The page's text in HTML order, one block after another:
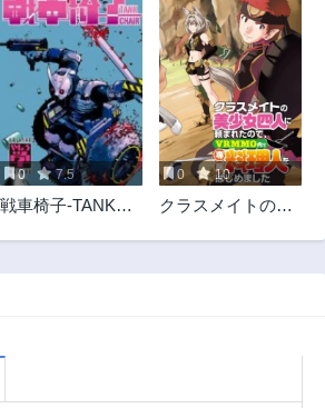
0 7.5
戦車椅子-TANK
0 10
クラスメイトの美
内で専属料理人を